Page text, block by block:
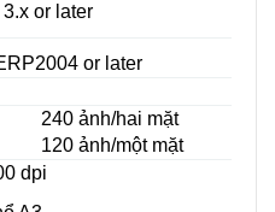
or later
or later
240 ảnh/hai mặt
120 ảnh/một mặt
dpi